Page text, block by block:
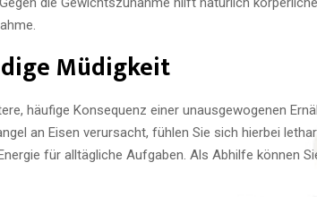
Müdigkeit
häufige Konsequenz einer unausgewogenen
an Eisen verursacht, fühlen Sie sich hierbei
für alltägliche Aufgaben. Als Abhilfe können